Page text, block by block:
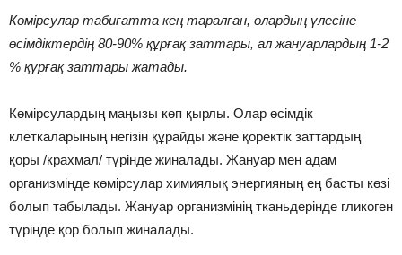
Көмірсулар табиғатта кең таралған, олардың үлесіне
өсімдіктердің 80-90% құрғақ заттары, ал жануарлардың 1-2
% құрғақ заттары жатады.
Көмірсулардың маңызы көп қырлы. Олар өсімдік
клеткаларының негізін құрайды және қоректік заттардың
қоры /крахмал/ түрінде жиналады. Жануар мен адам
организмінде көмірсулар химиялық энергияның ең басты көзі
болып табылады. Жануар организмінің тканьдерінде гликоген
түрінде қор болып жиналады.